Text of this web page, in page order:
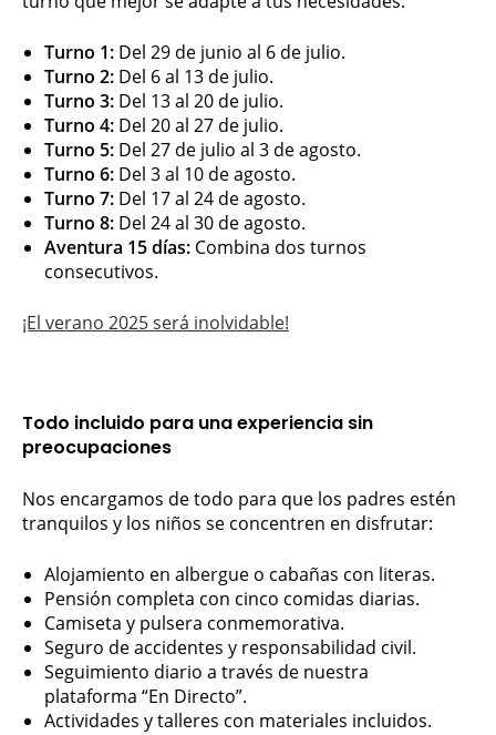
Turno 1: Del 29 de junio al 6 de julio.
Turno 2: Del 6 al 13 de julio.
Turno 3: Del 13 al 20 de julio.
Turno 4: Del 20 al 27 de julio.
Turno 5: Del 27 de julio al 3 de agosto.
Turno 6: Del 3 al 10 de agosto.
Turno 7: Del 17 al 24 de agosto.
Turno 8: Del 24 al 30 de agosto.
Aventura 15 días: Combina dos turnos
consecutivos.
¡El verano 2025 será inolvidable!
Todo incluido para una experiencia sin
preocupaciones
Nos encargamos de todo para que los padres estén
tranquilos y los niños se concentren en disfrutar:
Alojamiento en albergue o cabañas con literas.
Pensión completa con cinco comidas diarias.
Camiseta y pulsera conmemorativa.
Seguro de accidentes y responsabilidad civil.
Seguimiento diario a través de nuestra
plataforma “En Directo”.
Actividades y talleres con materiales incluidos.